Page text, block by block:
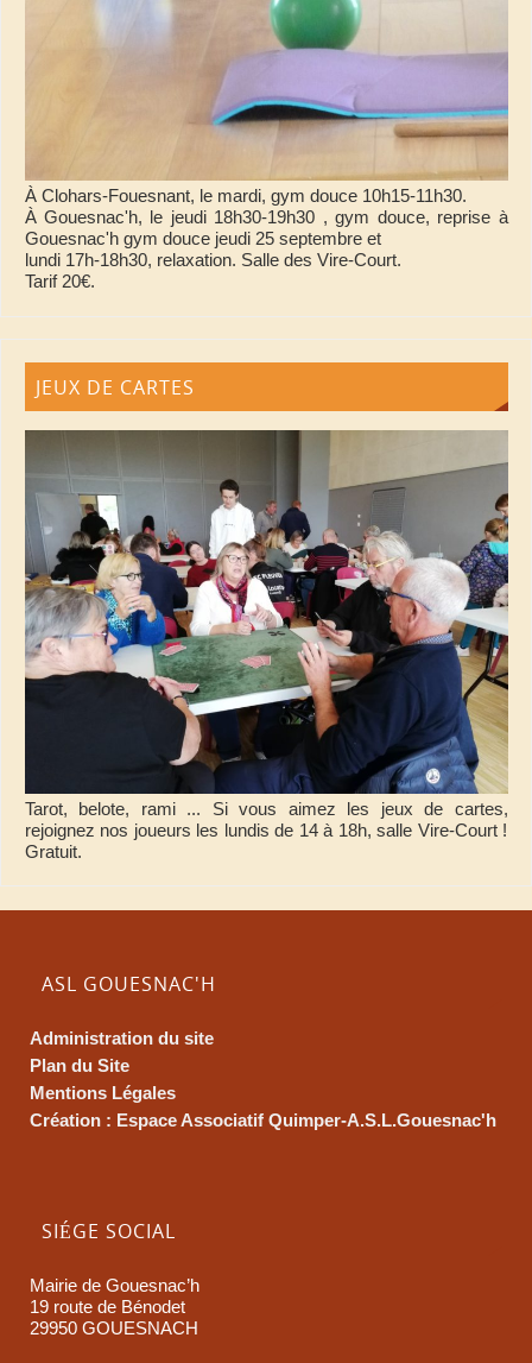
À Clohars-Fouesnant, le mardi, gym douce 10h15-11h30.
À Gouesnac'h, le jeudi 18h30-19h30 , gym douce, reprise à
Gouesnac'h gym douce jeudi 25 septembre et
lundi 17h-18h30, relaxation. Salle des Vire-Court.
Tarif 20€.
JEUX DE CARTES
Tarot, belote, rami ... Si vous aimez les jeux de cartes,
rejoignez nos joueurs les lundis de 14 à 18h, salle Vire-Court !
Gratuit.
ASL GOUESNAC'H
Administration du site
Plan du Site
Mentions Légales
Création : Espace Associatif Quimper-A.S.L.Gouesnac'h
SIÉGE SOCIAL
Mairie de Gouesnac’h
19 route de Bénodet
29950 GOUESNACH